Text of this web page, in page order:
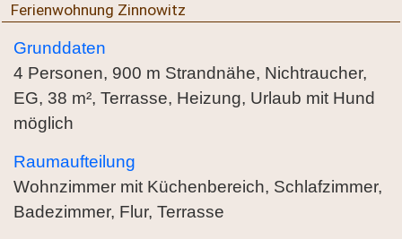
Ferienwohnung Zinnowitz
Grunddaten
4 Personen, 900 m Strandnähe, Nichtraucher,
EG, 38 m², Terrasse, Heizung, Urlaub mit Hund
möglich
Raumaufteilung
Wohnzimmer mit Küchenbereich, Schlafzimmer,
Badezimmer, Flur, Terrasse